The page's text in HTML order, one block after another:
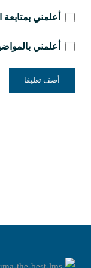
أعلمني
أعلمني